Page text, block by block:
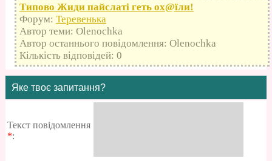
Типово Жиди пайслаті геть оx@їли!
Форум: Теревенька
Автор теми: Olenochka
Автор останнього повідомлення: Olenochka
Кількість відповідей: 0
Яке твоє запитання?
Текст повідомлення
*: